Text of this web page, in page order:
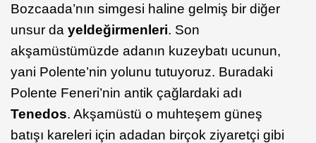
Bozcaada’nın simgesi haline gelmiş bir diğer
unsur da yeldeğirmenleri. Son
akşamüstümüzde adanın kuzeybatı ucunun,
yani Polente’nin yolunu tutuyoruz. Buradaki
Polente Feneri’nin antik çağlardaki adı
Tenedos. Akşamüstü o muhteşem güneş
batışı kareleri için adadan birçok ziyaretçi gibi